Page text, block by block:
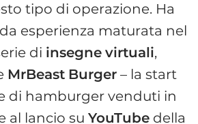
tipo di operazione. Ha
esperienza maturata nel
di insegne virtuali,
MrBeast Burger – la start
di hamburger venduti in
al lancio su YouTube della